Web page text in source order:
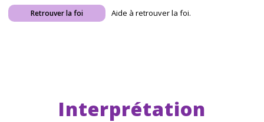
Retrouver la foi Aide à retrouver la foi.
Interprétation